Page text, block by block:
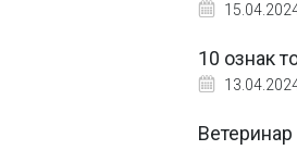
10 ознак
Ветеринар